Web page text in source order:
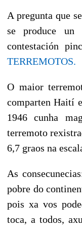
A pregunta que
se produce un
contestación
TERREMOTOS.
O maior
comparten Haití
1946 cunha
terremoto
6,7 graos na
As
pobre do
pois xa vos
toca, a todos,